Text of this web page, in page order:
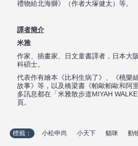
禮物給北海獅》（作者大塚健太）等。
譯者簡介
米雅
作家、插畫家、日文童書譯者，日本大
科碩士。
代表作有繪本《比利生病了》、《桃樂
故事》等，以及橋梁書《帕歐帕歐和阿
多訊息都在「米雅散步道MIYAH
頁。
標籤： 小松申尚 小天下 貓咪 動